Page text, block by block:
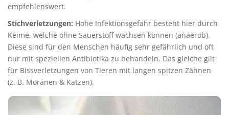
empfehlenswert.
Stichverletzungen: Hohe Infektionsgefahr besteht hier durch
Keime, welche ohne Sauerstoff wachsen können (anaerob).
Diese sind für den Menschen häufig sehr gefährlich und oft
nur mit speziellen Antibiotika zu behandeln. Das gleiche gilt
für Bissverletzungen von Tieren mit langen spitzen Zähnen
(z. B. Moränen & Katzen).